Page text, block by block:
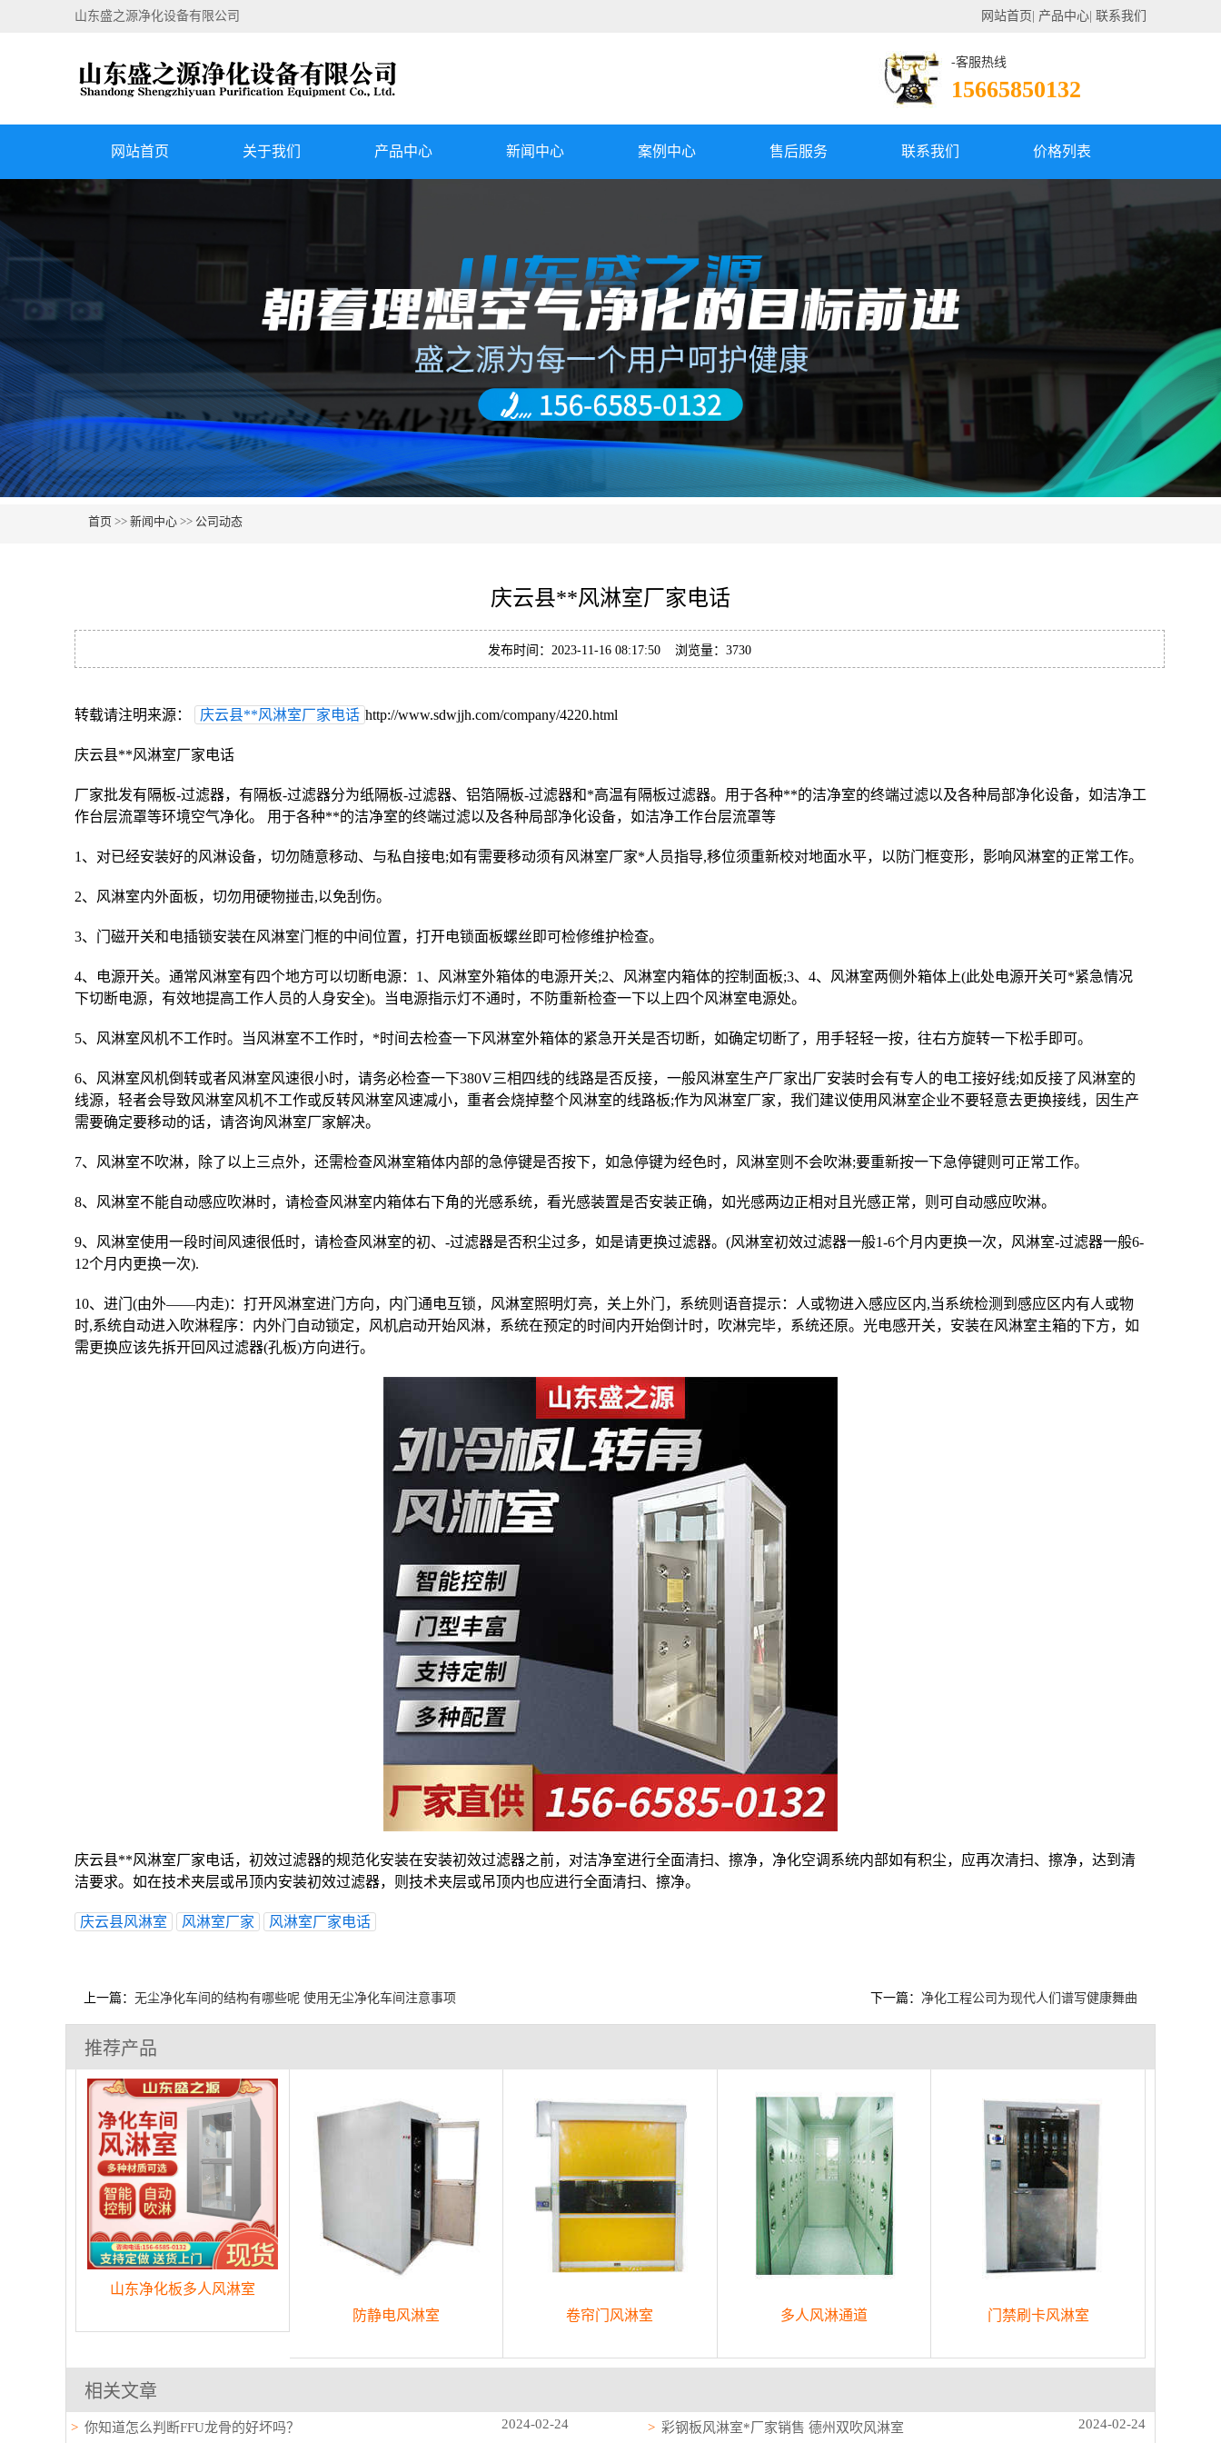
网站首页 产品中心 联系我们
山东盛之源净化设备有限公司
-客服热线
15665850132
网站首页 关于我们 产品中心 新闻中心 案例中心 售后服务 联系我们 价格列表
首页 >> 新闻中心 >> 公司动态
庆云县**风淋室厂家电话
发布时间：2023-11-16 08:17:50 浏览量：3730
转载请注明来源： 庆云县**风淋室厂家电话 http://www.sdwjjh.com/company/4220.html
庆云县**风淋室厂家电话
厂家批发有隔板-过滤器，有隔板-过滤器分为纸隔板-过滤器、铝箔隔板-过滤器和*高温有隔板过滤器。用于各种**的洁净室的终端过滤以及各种局部净化设备，如洁净工
作台层流罩等环境空气净化。 用于各种**的洁净室的终端过滤以及各种局部净化设备，如洁净工作台层流罩等
1、对已经安装好的风淋设备，切勿随意移动、与私自接电;如有需要移动须有风淋室厂家*人员指导,移位须重新校对地面水平，以防门框变形，影响风淋室的正常工作。
2、风淋室内外面板，切勿用硬物掽击,以免刮伤。
3、门磁开关和电插锁安装在风淋室门框的中间位置，打开电锁面板螺丝即可检修维护检查。
4、电源开关。通常风淋室有四个地方可以切断电源：1、风淋室外箱体的电源开关;2、风淋室内箱体的控制面板;3、4、风淋室两侧外箱体上(此处电源开关可*紧急情况
下切断电源，有效地提高工作人员的人身安全)。当电源指示灯不通时，不防重新检查一下以上四个风淋室电源处。
5、风淋室风机不工作时。当风淋室不工作时，*时间去检查一下风淋室外箱体的紧急开关是否切断，如确定切断了，用手轻轻一按，往右方旋转一下松手即可。
6、风淋室风机倒转或者风淋室风速很小时，请务必检查一下380V三相四线的线路是否反接，一般风淋室生产厂家出厂安装时会有专人的电工接好线;如反接了风淋室的
线源，轻者会导致风淋室风机不工作或反转风淋室风速减小，重者会烧掉整个风淋室的线路板;作为风淋室厂家，我们建议使用风淋室企业不要轻意去更换接线，因生产
需要确定要移动的话，请咨询风淋室厂家解决。
7、风淋室不吹淋，除了以上三点外，还需检查风淋室箱体内部的急停键是否按下，如急停键为经色时，风淋室则不会吹淋;要重新按一下急停键则可正常工作。
8、风淋室不能自动感应吹淋时，请检查风淋室内箱体右下角的光感系统，看光感装置是否安装正确，如光感两边正相对且光感正常，则可自动感应吹淋。
9、风淋室使用一段时间风速很低时，请检查风淋室的初、-过滤器是否积尘过多，如是请更换过滤器。(风淋室初效过滤器一般1-6个月内更换一次，风淋室-过滤器一般6-
12个月内更换一次).
10、进门(由外——内走)：打开风淋室进门方向，内门通电互锁，风淋室照明灯亮，关上外门，系统则语音提示：人或物进入感应区内,当系统检测到感应区内有人或物
时,系统自动进入吹淋程序：内外门自动锁定，风机启动开始风淋，系统在预定的时间内开始倒计时，吹淋完毕，系统还原。光电感开关，安装在风淋室主箱的下方，如
需更换应该先拆开回风过滤器(孔板)方向进行。
庆云县**风淋室厂家电话，初效过滤器的规范化安装在安装初效过滤器之前，对洁净室进行全面清扫、擦净，净化空调系统内部如有积尘，应再次清扫、擦净，达到清
洁要求。如在技术夹层或吊顶内安装初效过滤器，则技术夹层或吊顶内也应进行全面清扫、擦净。
庆云县风淋室 风淋室厂家 风淋室厂家电话
上一篇： 无尘净化车间的结构有哪些呢 使用无尘净化车间注意事项 下一篇： 净化工程公司为现代人们谱写健康舞曲
推荐产品
山东净化板多人风淋室
防静电风淋室
卷帘门风淋室 多人风淋通道 门禁刷卡风淋室
相关文章
你知道怎么判断FFU龙骨的好坏吗？ 2024-02-24 彩钢板风淋室*厂家销售 德州双吹风淋室 2024-02-24